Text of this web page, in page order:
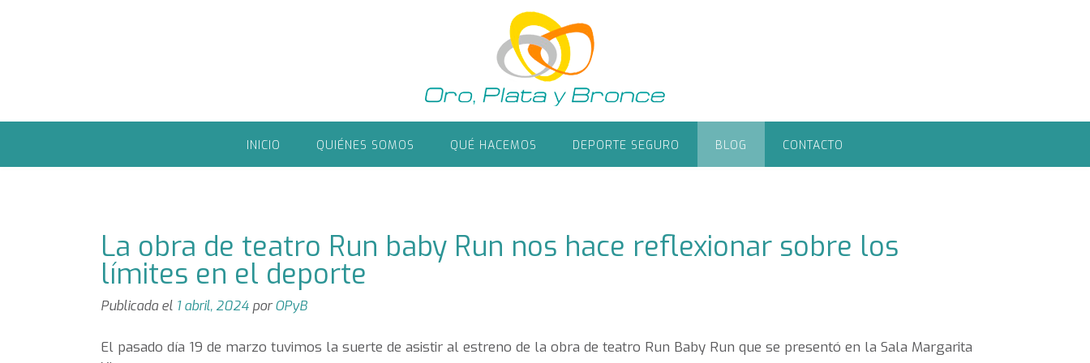
INICIO QUIÉNES SOMOS QUÉ HACEMOS DEPORTE SEGURO BLOG CONTACTO
La obra de teatro Run baby Run nos hace reflexionar sobre los
límites en el deporte
Publicada el 1 abril, 2024 porOPyB
El pasado día 19 de marzo tuvimos la suerte de asistir al estreno de la obra de teatro Run Baby Run que se presentó en la Sala Margarita